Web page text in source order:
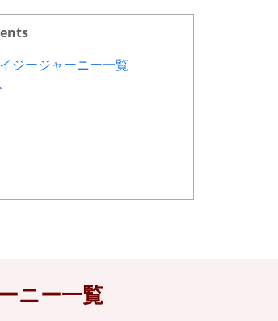
ジージャーニー一覧
ニー一覧